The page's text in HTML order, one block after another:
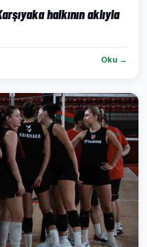
halkının aklıyla
Oku →